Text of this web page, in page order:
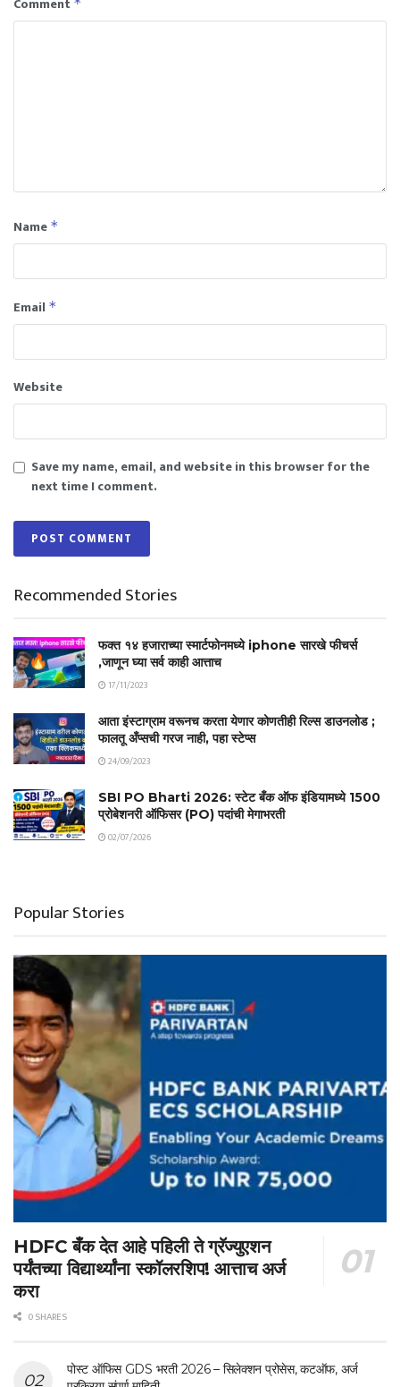
Name *
Email *
Website
Save my name, email, and website in this browser for the
next time I comment.
Recommended Stories
फक्त १४ हजाराच्या स्मार्टफोनमध्ये iphone सारखे फीचर्स
,जाणून घ्या सर्व काही आत्ताच
17/11/2023
आता इंस्टाग्राम वरूनच करता येणार कोणतीही रिल्स डाउनलोड ;
फालतू अँप्सची गरज नाही, पहा स्टेप्स
24/09/2023
SBI PO Bharti 2026: स्टेट बँक ऑफ इंडियामध्ये 1500
प्रोबेशनरी ऑफिसर (PO) पदांची मेगाभरती
02/07/2026
Popular Stories
HDFC बँक देत आहे पहिली ते ग्रॅज्युएशन
पर्यंतच्या विद्यार्थ्यांना स्कॉलरशिप! आत्ताच अर्ज
करा
0 SHARES
पोस्ट ऑफिस GDS भरती 2026 – सिलेक्शन प्रोसेस, कटऑफ, अर्ज